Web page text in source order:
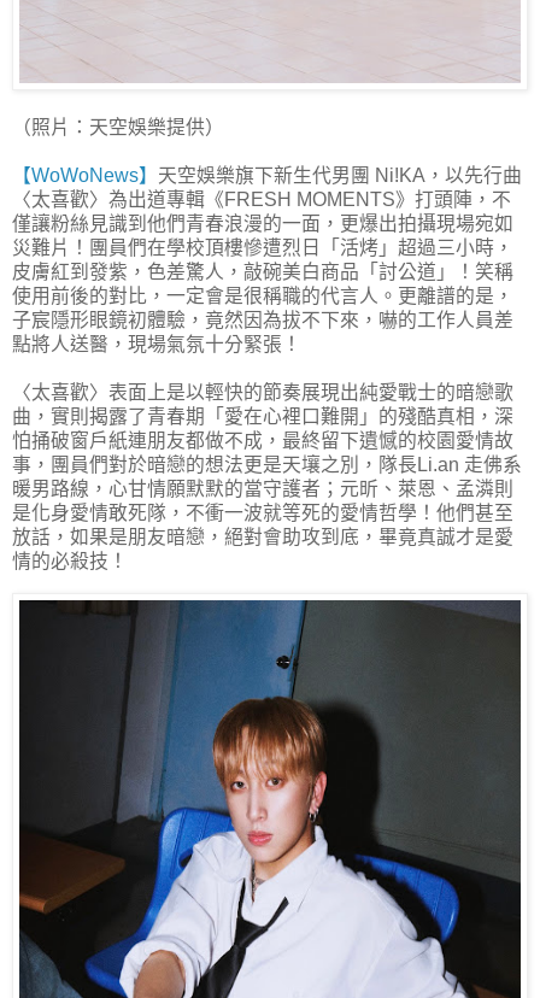
（照片：天空娛樂提供）
【WoWoNews】 天空娛樂旗下新生代男團 Ni!KA，以先行曲
〈太喜歡〉為出道專輯《FRESH MOMENTS》打頭陣，不
僅讓粉絲見識到他們青春浪漫的一面，更爆出拍攝現場宛如
災難片！團員們在學校頂樓慘遭烈日「活烤」超過三小時，
皮膚紅到發紫，色差驚人，敲碗美白商品「討公道」！笑稱
使用前後的對比，一定會是很稱職的代言人。更離譜的是，
子宸隱形眼鏡初體驗，竟然因為拔不下來，嚇的工作人員差
點將人送醫，現場氣氛十分緊張！
〈太喜歡〉表面上是以輕快的節奏展現出純愛戰士的暗戀歌
曲，實則揭露了青春期「愛在心裡口難開」的殘酷真相，深
怕捅破窗戶紙連朋友都做不成，最終留下遺憾的校園愛情故
事，團員們對於暗戀的想法更是天壤之別，隊長Li.an 走佛系
暖男路線，心甘情願默默的當守護者；元昕、萊恩、孟潾則
是化身愛情敢死隊，不衝一波就等死的愛情哲學！他們甚至
放話，如果是朋友暗戀，絕對會助攻到底，畢竟真誠才是愛
情的必殺技！